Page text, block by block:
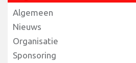
Algemeen
Nieuws
Organisatie
Sponsoring